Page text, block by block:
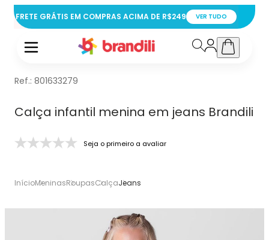
FRETE GRÁTIS EM COMPRAS ACIMA DE R$249 VER TUDO
Ref.: 801633279
Calça infantil menina em jeans Brandili
Seja o primeiro a avaliar
InícioMeninasRoupasCalçaJeans